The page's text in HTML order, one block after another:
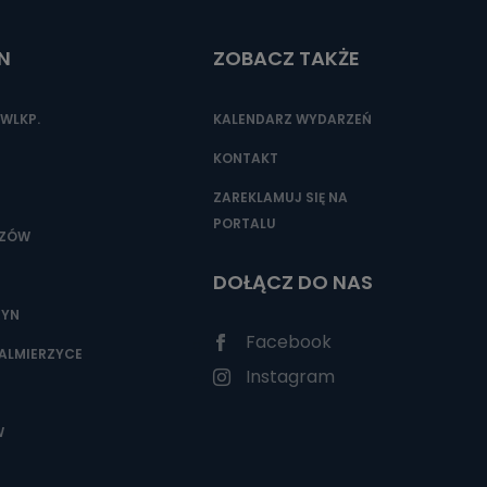
ze
ZOBACZ TAKŻE
KALENDARZ WYDARZEŃ
KONTAKT
ZAREKLAMUJ SIĘ NA
PORTALU
DOŁĄCZ DO NAS
Facebook
Instagram